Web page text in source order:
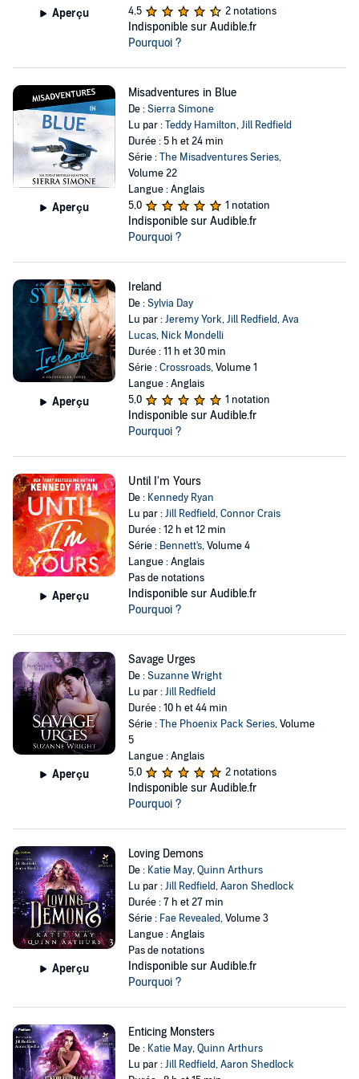
Aperçu
4,5
2 notations
Indisponible sur Audible.fr
Pourquoi ?
Aperçu
Misadventures in Blue
De :Sierra Simone
Lu par :Teddy Hamilton,Jill Redfield
Durée : 5 h et 24 min
Série :The Misadventures Series,
Volume 22
Langue : Anglais
5,0
1 notation
Indisponible sur Audible.fr
Pourquoi ?
Aperçu
Ireland
De :Sylvia Day
Lu par :Jeremy York,Jill Redfield,Ava
Lucas, Nick Mondelli
Durée : 11 h et 30 min
Série :Crossroads, Volume 1
Langue : Anglais
5,0
1 notation
Indisponible sur Audible.fr
Pourquoi ?
Aperçu
Until I'm Yours
De : Kennedy Ryan
Lu par :Jill Redfield,Connor Crais
Durée : 12 h et 12 min
Série : Bennett's, Volume 4
Langue : Anglais
Pas de notations
Indisponible sur Audible.fr
Pourquoi ?
Aperçu
Savage Urges
De :Suzanne Wright
Lu par :Jill Redfield
Durée : 10 h et 44 min
Série :The Phoenix Pack Series, Volume
5
Langue : Anglais
5,0
2 notations
Indisponible sur Audible.fr
Pourquoi ?
Aperçu
Loving Demons
De : Katie May,Quinn Arthurs
Lu par :Jill Redfield,Aaron Shedlock
Durée : 7 h et 27 min
Série : Fae Revealed, Volume 3
Langue : Anglais
Pas de notations
Indisponible sur Audible.fr
Pourquoi ?
Enticing Monsters
De : Katie May,Quinn Arthurs
Lu par :Jill Redfield,Aaron Shedlock